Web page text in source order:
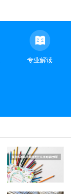
专业解读